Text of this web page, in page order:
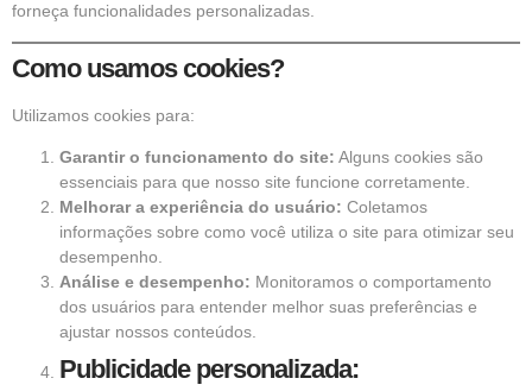
forneça funcionalidades personalizadas.
Como usamos cookies?
Utilizamos cookies para:
Garantir o funcionamento do site: Alguns cookies são
essenciais para que nosso site funcione corretamente.
Melhorar a experiência do usuário: Coletamos
informações sobre como você utiliza o site para otimizar seu
desempenho.
Análise e desempenho: Monitoramos o comportamento
dos usuários para entender melhor suas preferências e
ajustar nossos conteúdos.
Publicidade personalizada: